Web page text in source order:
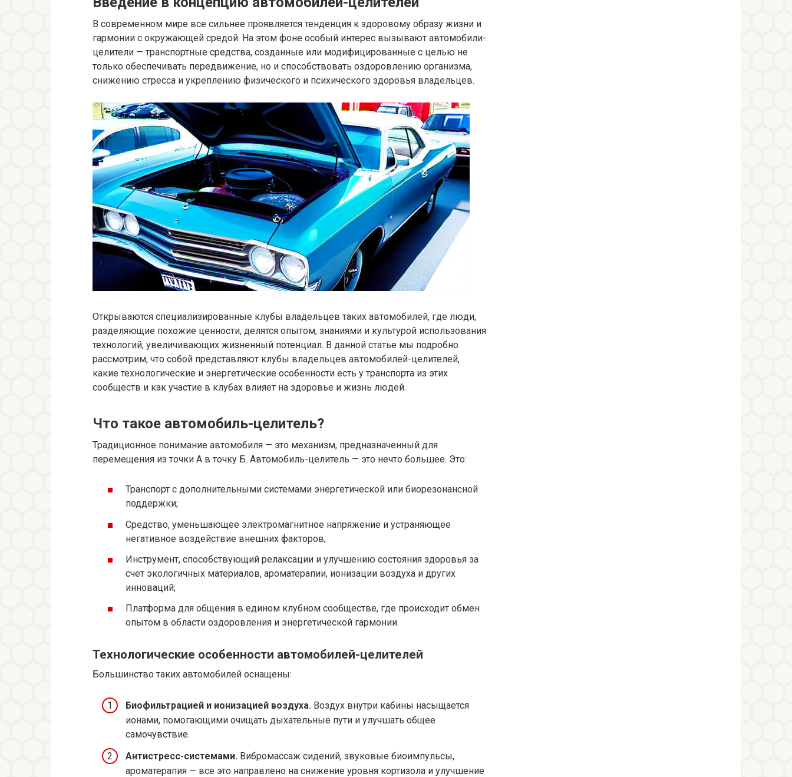
В современном мире все сильнее проявляется тенденция к здоровому образу жизни и
гармонии с окружающей средой. На этом фоне особый интерес вызывают автомобили-
целители — транспортные средства, созданные или модифицированные с целью не
только обеспечивать передвижение, но и способствовать оздоровлению организма,
снижению стресса и укреплению физического и психического здоровья владельцев.
Открываются специализированные клубы владельцев таких автомобилей, где люди,
разделяющие похожие ценности, делятся опытом, знаниями и культурой использования
технологий, увеличивающих жизненный потенциал. В данной статье мы подробно
рассмотрим, что собой представляют клубы владельцев автомобилей-целителей,
какие технологические и энергетические особенности есть у транспорта из этих
сообществ и как участие в клубах влияет на здоровье и жизнь людей.
Что такое автомобиль-целитель?
Традиционное понимание автомобиля — это механизм, предназначенный для
перемещения из точки А в точку Б. Автомобиль-целитель — это нечто большее. Это:
Транспорт с дополнительными системами энергетической или биорезонансной
поддержки;
Средство, уменьшающее электромагнитное напряжение и устраняющее
негативное воздействие внешних факторов;
Инструмент, способствующий релаксации и улучшению состояния здоровья за
счет экологичных материалов, ароматерапии, ионизации воздуха и других
инноваций;
Платформа для общения в едином клубном сообществе, где происходит обмен
опытом в области оздоровления и энергетической гармонии.
Технологические особенности автомобилей-целителей
Большинство таких автомобилей оснащены:
Биофильтрацией и ионизацией воздуха. Воздух внутри кабины насыщается
ионами, помогающими очищать дыхательные пути и улучшать общее
самочувствие.
Антистресс-системами. Вибромассаж сидений, звуковые биоимпульсы,
ароматерапия — все это направлено на снижение уровня кортизола и улучшение